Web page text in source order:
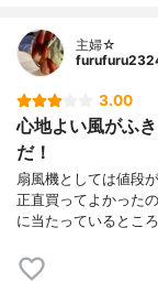
最大風量
騒音値
特徴
主婦☆
3.00
心地よい風がふ
だ！
扇風機としては値段
正直買ってよかった
に当たっているとこ